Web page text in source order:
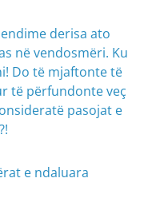
derisa ato
në vendosmëri. Ku
Do të mjaftonte të
të përfundonte veç
pasojat e
e ndaluara